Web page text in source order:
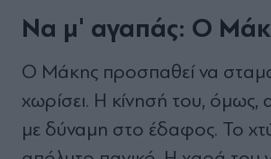
Να μ' αγαπάς: Ο
Ο Μάκης προσπαθεί να
χωρίσει. Η κίνησή του, όμως,
με δύναμη στο έδαφος. Το